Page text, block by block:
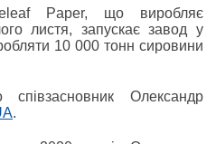
Paper, що виробляє
листя, запускає завод у
10 000 тонн сировини
Олександр
.